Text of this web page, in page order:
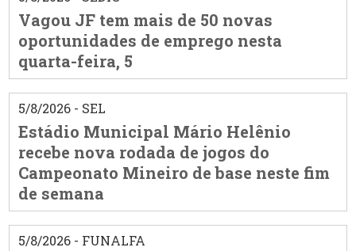
Vagou JF tem mais de 50 novas
oportunidades de emprego nesta
quarta-feira, 5
5/8/2026 - SEL
Estádio Municipal Mário Helênio
recebe nova rodada de jogos do
Campeonato Mineiro de base neste fim
de semana
5/8/2026 - FUNALFA